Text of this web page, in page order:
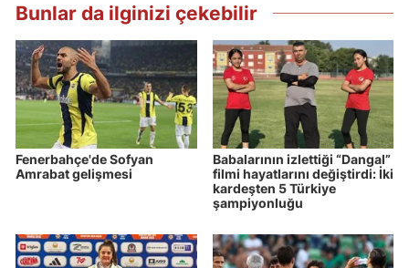
Bunlar da ilginizi çekebilir
Fenerbahçe'de Sofyan
Amrabat gelişmesi
Babalarının izlettiği “Dangal”
filmi hayatlarını değiştirdi: İki
kardeşten 5 Türkiye
şampiyonluğu